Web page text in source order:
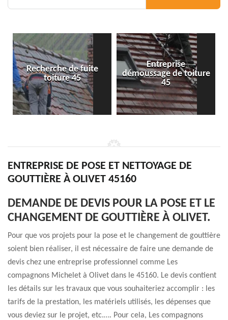
Entreprise
démoussage de toiture
45
Isolation toiture 45
ENTREPRISE DE POSE ET NETTOYAGE DE
GOUTTIÈRE À OLIVET 45160
DEMANDE DE DEVIS POUR LA POSE ET LE
CHANGEMENT DE GOUTTIÈRE À OLIVET.
Pour que vos projets pour la pose et le changement de gouttière
soient bien réaliser, il est nécessaire de faire une demande de
devis chez une entreprise professionnel comme Les
compagnons Michelet à Olivet dans le 45160. Le devis contient
les détails sur les travaux que vous souhaiteriez accomplir : les
tarifs de la prestation, les matériels utilisés, les dépenses que
vous deviez sur le projet, etc.…. Pour cela, Les compagnons